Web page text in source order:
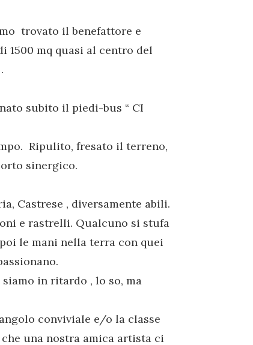
trovato il benefattore e
1500 mq quasi al centro del
subito il piedi-bus “ CI
Ripulito, fresato il terreno,
sinergico.
Castrese , diversamente abili.
e rastrelli. Qualcuno si stufa
le mani nella terra con quei
in ritardo , lo so, ma
conviviale e/o la classe
una nostra amica artista ci